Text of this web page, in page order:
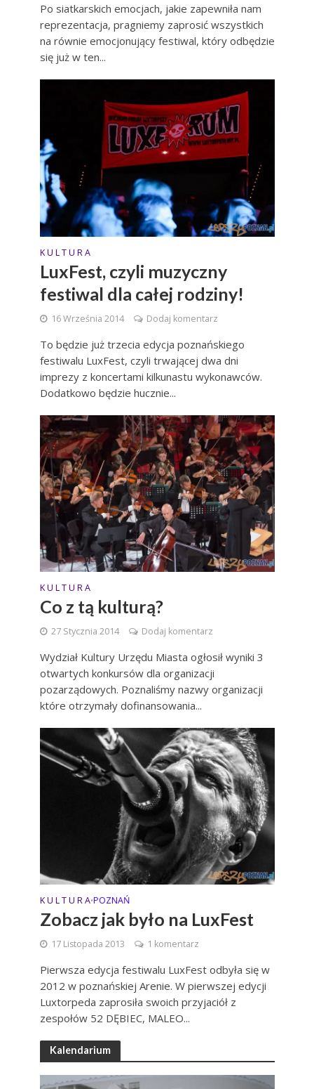
Po siatkarskich emocjach, jakie zapewniła nam
reprezentacja, pragniemy zaprosić wszystkich
na równie emocjonujący festiwal, który odbędzie
się już w ten...
K U L T U R A
LuxFest, czyli muzyczny
festiwal dla całej rodziny!
16 Września 2014 Dodaj komentarz
To będzie już trzecia edycja poznańskiego
festiwalu LuxFest, czyli trwającej dwa dni
imprezy z koncertami kilkunastu wykonawców.
Dodatkowo będzie hucznie...
K U L T U R A
Co z tą kulturą?
27 Stycznia 2014 Dodaj komentarz
Wydział Kultury Urzędu Miasta ogłosił wyniki 3
otwartych konkursów dla organizacji
pozarządowych. Poznaliśmy nazwy organizacji
które otrzymały dofinansowania...
K U L T U R A•POZNAŃ
Zobacz jak było na LuxFest
17 Listopada 2013 1 komentarz
Pierwsza edycja festiwalu LuxFest odbyła się w
2012 w poznańskiej Arenie. W pierwszej edycji
Luxtorpeda zaprosiła swoich przyjaciół z
zespołów 52 DĘBIEC, MALEO...
Kalendarium